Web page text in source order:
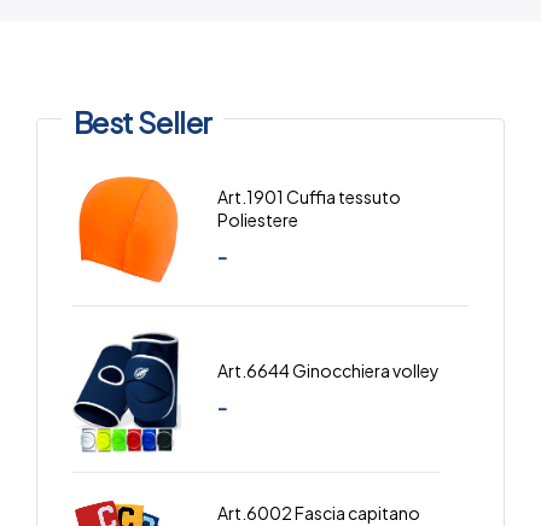
Best Seller
Art.1901 Cuffia tessuto
Poliestere
-
Art.6644 Ginocchiera volley
-
Art.6002 Fascia capitano